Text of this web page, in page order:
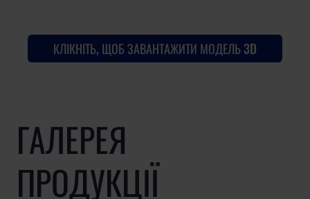
КЛІКНІТЬ, ЩОБ ЗАВАНТАЖИТИ МОДЕЛЬ 3D
ГАЛЕРЕЯ
ПРОДУКЦІЇ